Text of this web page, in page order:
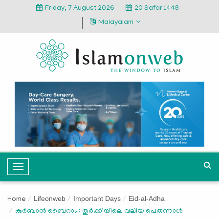
Friday, 7 August 2026
20 Safar 1448
Malayalam
T
o
g
l
Home Lifeonweb Important Days Eid-al-Adha
കുർബാൻ ബൈറാം : തുർക്കിയിലെ വലിയ പെരുന്നാൾ